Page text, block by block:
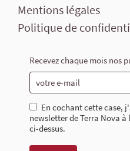
Mentions légales
Politique de
Recevez chaque mois nos
En cochant cette case,
newsletter de Terra Nova
ci-dessus.